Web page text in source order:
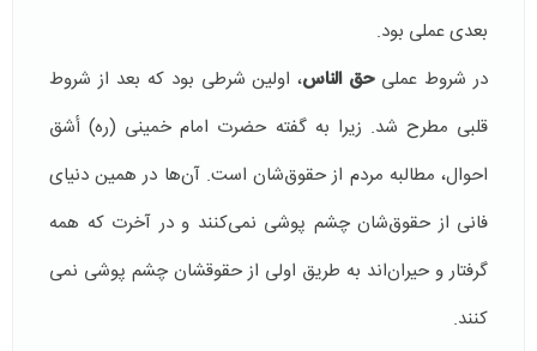
بعدی عملی بود.
در شروط عملیحق الناس، اولین شرطی بود که بعد از شروط
قلبی مطرح شد. زیرا به گفته‌ حضرت امام خمینی (ره) أشق
احوال، مطالبه مردم از حقوق‌شان است. آن‌ها در همین دنیای
فانی از حقوق‌شان چشم پوشی نمی‌کنند و در آخرت که همه
گرفتار و حیران‌اند به طریق اولی از حقوقشان چشم پوشی نمی
کنند.